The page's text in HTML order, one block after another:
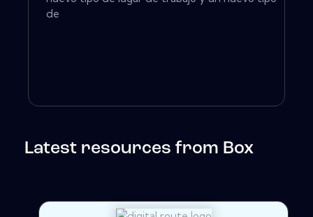
de
Latest resources from Box